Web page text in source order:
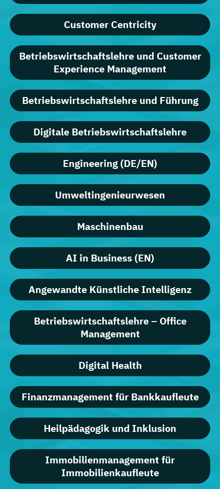
Customer Centricity
Betriebswirtschaftslehre und Customer
Experience Management
Betriebswirtschaftslehre und Führung
Digitale Betriebswirtschaftslehre
Engineering (DE/EN)
Umweltingenieurwesen
Maschinenbau
AI in Business (EN)
Angewandte Künstliche Intelligenz
Betriebswirtschaftslehre – Office
Management
Digital Health
Finanzmanagement für Bankkaufleute
Heilpädagogik und Inklusion
Immobilienmanagement für
Immobilienkaufleute